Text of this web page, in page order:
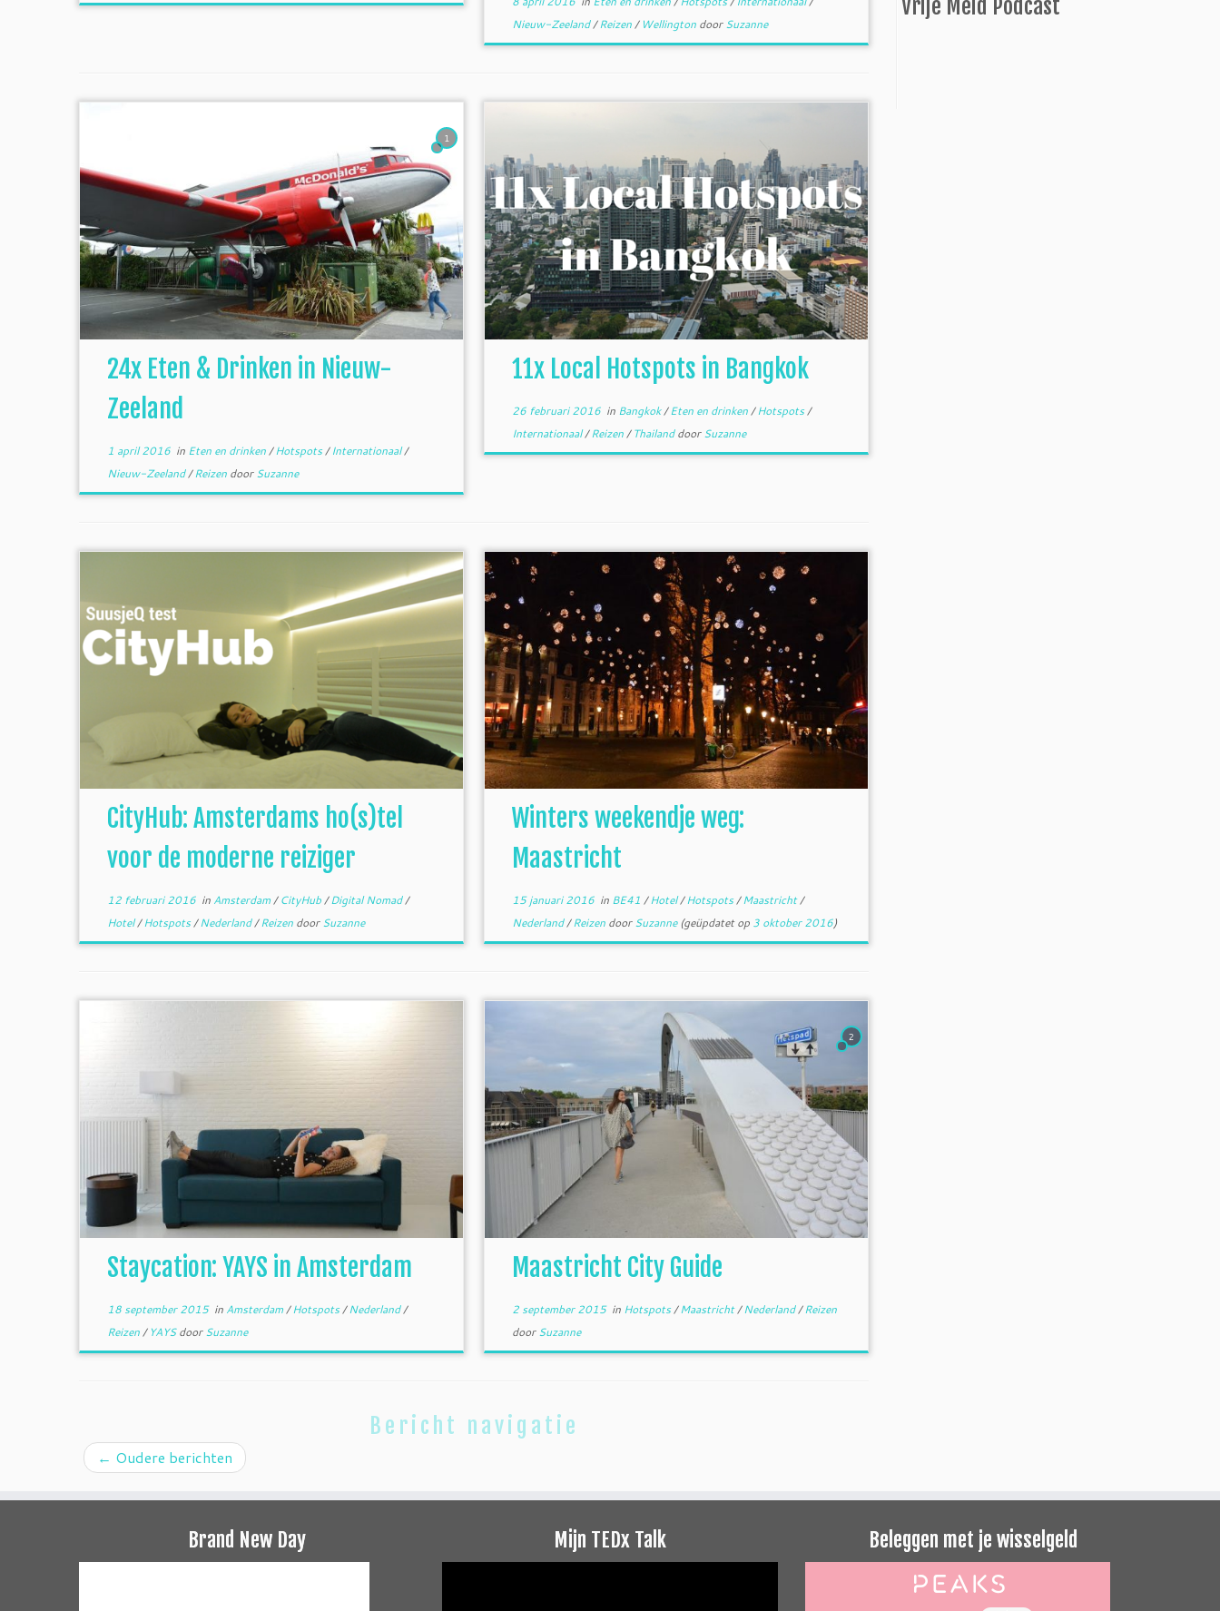
Nieuw-Zeeland/Reizen/ Wellington doorSuzanne
1
24x Eten & Drinken in Nieuw-
Zeeland
1 april 2016in Eten en drinken/Hotspots/Internationaal/
Nieuw-Zeeland/Reizen doorSuzanne
11x Local Hotspots in Bangkok
26 februari 2016in Bangkok/Eten en drinken/Hotspots/
Internationaal/Reizen/ThailanddoorSuzanne
CityHub: Amsterdams ho(s)tel
voor de moderne reiziger
12 februari 2016in Amsterdam/CityHub/Digital Nomad/
Hotel/Hotspots/Nederland/Reizen doorSuzanne
Winters weekendje weg:
Maastricht
15 januari 2016in BE41 /Hotel/Hotspots/Maastricht/
Nederland/Reizen doorSuzanne(geüpdatet op 3 oktober 2016)
Staycation: YAYS in Amsterdam
18 september 2015in Amsterdam/Hotspots/Nederland/
Reizen/ YAYSdoorSuzanne
2
Maastricht City Guide
2 september 2015in Hotspots/Maastricht/Nederland/Reizen
doorSuzanne
Bericht navigatie
← Oudere berichten
Vrije Meid Podcast
Brand New Day Mijn TEDx Talk Beleggen met je wisselgeld